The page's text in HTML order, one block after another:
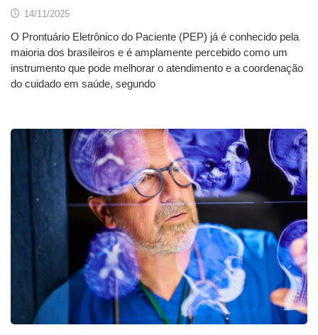
14/11/2025
O Prontuário Eletrônico do Paciente (PEP) já é conhecido pela
maioria dos brasileiros e é amplamente percebido como um
instrumento que pode melhorar o atendimento e a coordenação
do cuidado em saúde, segundo